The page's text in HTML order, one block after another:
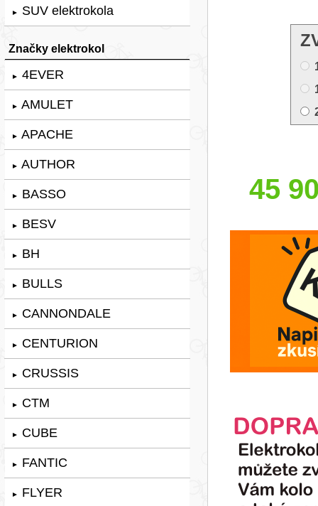
► SUV elektrokola
Značky elektrokol
► 4EVER
► AMULET
► APACHE
► AUTHOR
► BASSO
► BESV
► BH
► BULLS
► CANNONDALE
► CENTURION
► CRUSSIS
► CTM
► CUBE
► FANTIC
► FLYER
45